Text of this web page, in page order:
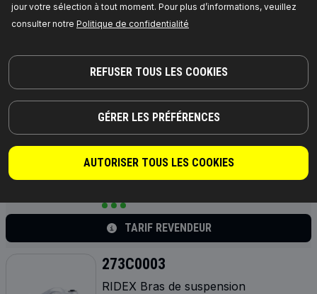
jour votre sélection à tout moment. Pour plus d’informations, veuillez
consulter notre Politique de confidentialité
REFUSER TOUS LES COOKIES
GÉRER LES PRÉFÉRENCES
AUTORISER TOUS LES COOKIES
TARIF REVENDEUR
273C0041
RIDEX Bras de suspension
Type de bras oscillant:barre oscillant
transversal,Matériel:Aluminium,Dimension du
cône [mm]:
14,4, Côté d'assemblage:
avant gauche,Montée conique:
rotule de suspension, avec écrou,
Numéro de EAN:4059191330034
TARIF REVENDEUR
273C0003
RIDEX Bras de suspension